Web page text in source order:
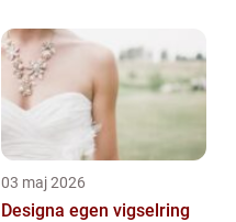
03 maj 2026
Designa egen vigselring